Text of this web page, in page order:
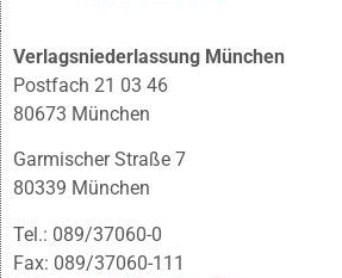
Verlagsniederlassung München
Postfach 21 03 46
80673 München
Garmischer Straße 7
80339 München
Tel.: 089/37060-0
Fax: 089/37060-111